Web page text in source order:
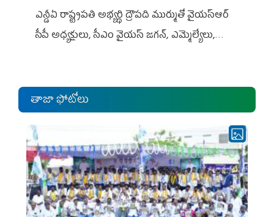
ఎన్డీఏ రాష్ట్ర‌ప‌తి అభ్య‌ర్థి ద్రౌప‌ది ముర్ముతో వైయ‌స్ఆర్
సీపీ అధ్య‌క్షులు, సీఎం వైయ‌స్ జ‌గ‌న్, ఎమ్మెల్యేలు,
తాజా ఫోటోలు